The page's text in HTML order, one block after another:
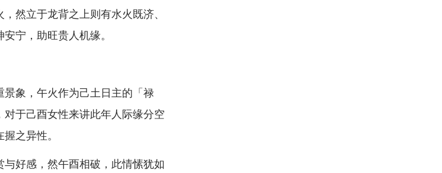
然立于龙背之上则有水火既济、
宁，助旺贵人机缘。
象，午火作为己土日主的「禄
于己酉女性来讲此年人际缘分空
之异性。
好感，然午酉相破，此情愫犹如